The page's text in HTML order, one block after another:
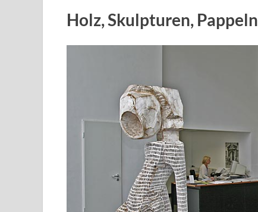
Holz, Skulpturen, Pappeln